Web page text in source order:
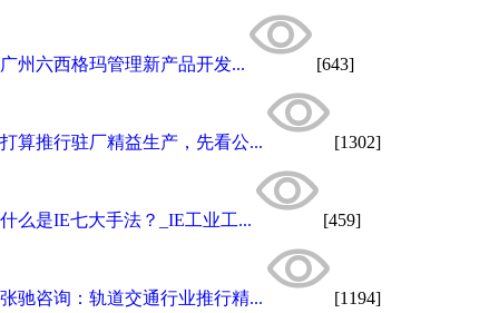
广州六西格玛管理新产品开发... [643]
打算推行驻厂精益生产，先看公... [1302]
什么是IE七大手法？_IE工业工... [459]
张驰咨询：轨道交通行业推行精... [1194]